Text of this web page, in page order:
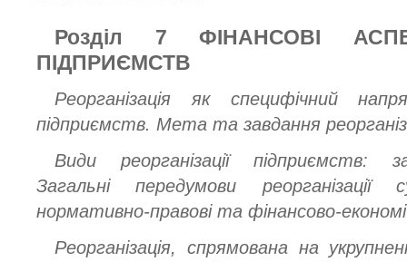
Розділ 7 ФІНАНСОВІ
ПІДПРИЄМСТВ
Реорганізація як специфічний
підприємств. Мета та завдання
Види реорганізації підприємств:
Загальні передумови реорганізації
нормативно-правові та фінансово-
Реорганізація, спрямована на